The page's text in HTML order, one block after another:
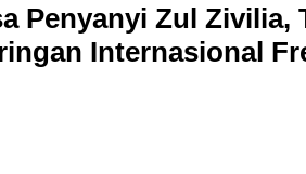
Penyanyi Zul Zivilia,
Internasional